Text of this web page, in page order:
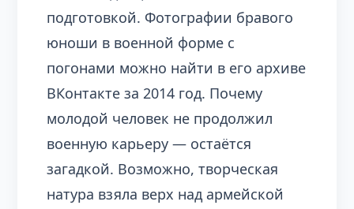
подготовкой. Фотографии бравого
юноши в военной форме с
погонами можно найти в его архиве
ВКонтакте за 2014 год. Почему
молодой человек не продолжил
военную карьеру — остаётся
загадкой. Возможно, творческая
натура взяла верх над армейской